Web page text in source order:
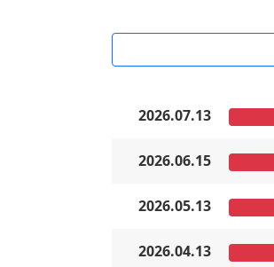
2026.07.13
2026.06.15
2026.05.13
2026.04.13